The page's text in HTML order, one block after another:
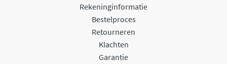
Rekeninginformatie
Bestelproces
Retourneren
Klachten
Garantie